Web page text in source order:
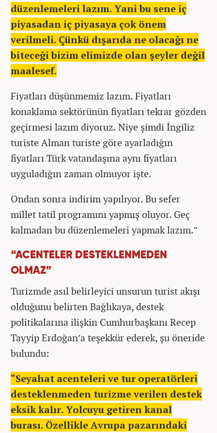
düzenlemeleri lazım. Yani bu sene iç
piyasadan iç piyasaya çok önem
verilmeli. Çünkü dışarıda ne olacağı ne
biteceği bizim elimizde olan şeyler değil
maalesef.
Fiyatları düşünmemiz lazım. Fiyatları
konaklama sektörünün fiyatları tekrar gözden
geçirmesi lazım diyoruz. Niye şimdi İngiliz
turiste Alman turiste göre ayarladığın
fiyatları Türk vatandaşına aynı fiyatları
uyguladığın zaman olmuyor işte.
Ondan sonra indirim yapılıyor. Bu sefer
millet tatil programını yapmış oluyor. Geç
kalmadan bu düzenlemeleri yapmak lazım.”
“ACENTELER DESTEKLENMEDEN
OLMAZ”
Turizmde asıl belirleyici unsurun turist akışı
olduğunu belirten Bağlıkaya, destek
politikalarına ilişkin Cumhurbaşkanı Recep
Tayyip Erdoğan’a teşekkür ederek, şu öneride
bulundu:
“Seyahat acenteleri ve tur operatörleri
desteklenmeden turizme verilen destek
eksik kalır. Yolcuyu getiren kanal
burası. Özellikle Avrupa pazarındaki